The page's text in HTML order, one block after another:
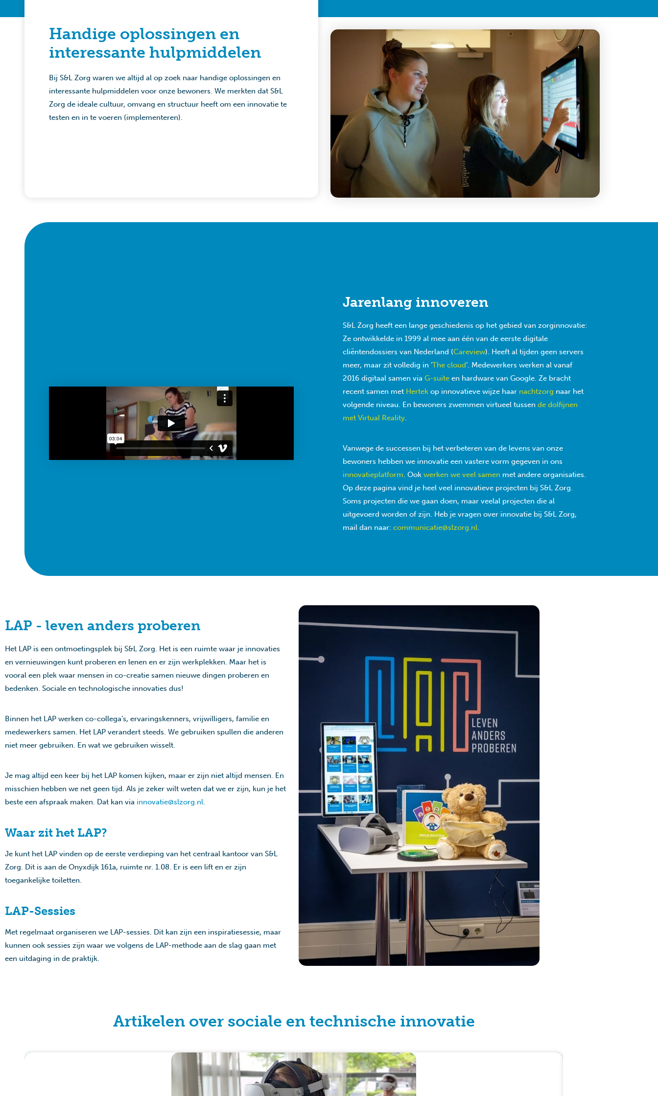
Handige oplossingen en
interessante hulpmiddelen
Bij S&L Zorg waren we altijd al op zoek naar handige oplossingen en
interessante hulpmiddelen voor onze bewoners. We merkten dat S&L
Zorg de ideale cultuur, omvang en structuur heeft om een innovatie te
testen en in te voeren (implementeren).
Jarenlang innoveren
S&L Zorg heeft een lange geschiedenis op het gebied van zorginnovatie:
Ze ontwikkelde in 1999 al mee aan één van de eerste digitale
cliëntendossiers van Nederland (Careview). Heeft al tijden geen servers
meer, maar zit volledig in ‘The cloud‘. Medewerkers werken al vanaf
2016 digitaal samen via G-suite en hardware van Google. Ze bracht
recent samen met Hertek op innovatieve wijze haar nachtzorg naar het
volgende niveau. En bewoners zwemmen virtueel tussen de dolfijnen
met Virtual Reality.
Vanwege de successen bij het verbeteren van de levens van onze
bewoners hebben we innovatie een vastere vorm gegeven in ons
innovatieplatform. Ook werken we veel samen met andere organisaties.
Op deze pagina vind je heel veel innovatieve projecten bij S&L Zorg.
Soms projecten die we gaan doen, maar veelal projecten die al
uitgevoerd worden of zijn. Heb je vragen over innovatie bij S&L Zorg,
mail dan naar: communicatie@slzorg.nl.
LAP - leven anders proberen
Het LAP is een ontmoetingsplek bij S&L Zorg. Het is een ruimte waar je innovaties
en vernieuwingen kunt proberen en lenen en er zijn werkplekken. Maar het is
vooral een plek waar mensen in co-creatie samen nieuwe dingen proberen en
bedenken. Sociale en technologische innovaties dus!
Binnen het LAP werken co-collega’s, ervaringskenners, vrijwilligers, familie en
medewerkers samen. Het LAP verandert steeds. We gebruiken spullen die anderen
niet meer gebruiken. En wat we gebruiken wisselt.
Je mag altijd een keer bij het LAP komen kijken, maar er zijn niet altijd mensen. En
misschien hebben we net geen tijd. Als je zeker wilt weten dat we er zijn, kun je het
beste een afspraak maken. Dat kan via innovatie@slzorg.nl.
Waar zit het LAP?
Je kunt het LAP vinden op de eerste verdieping van het centraal kantoor van S&L
Zorg. Dit is aan de Onyxdijk 161a, ruimte nr. 1.08. Er is een lift en er zijn
toegankelijke toiletten.
LAP-Sessies
Met regelmaat organiseren we LAP-sessies. Dit kan zijn een inspiratiesessie, maar
kunnen ook sessies zijn waar we volgens de LAP-methode aan de slag gaan met
een uitdaging in de praktijk.
Artikelen over sociale en technische innovatie